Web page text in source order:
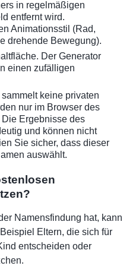
in regelmäßigen
entfernt wird.
Animationsstil (Rad,
drehende Bewegung).
Der Generator
einen zufälligen
keine privaten
nur im Browser des
Ergebnisse des
und können nicht
Sie sicher, dass dieser
auswählt.
Namensfindung hat, kann
Eltern, die sich für
entscheiden oder